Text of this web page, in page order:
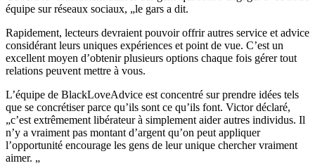
équipe sur réseaux sociaux, „le gars a dit.
Rapidement, lecteurs devraient pouvoir offrir autres service et advice
considérant leurs uniques expériences et point de vue. C’est un
excellent moyen d’obtenir plusieurs options chaque fois gérer tout
relations peuvent mettre à vous.
L’équipe de BlackLoveAdvice est concentré sur prendre idées tels
que se concrétiser parce qu’ils sont ce qu’ils font. Victor déclaré,
„c’est extrêmement libérateur à simplement aider autres individus. Il
n’y a vraiment pas montant d’argent qu’on peut appliquer
l’opportunité encourage les gens de leur unique chercher vraiment
aimer. „